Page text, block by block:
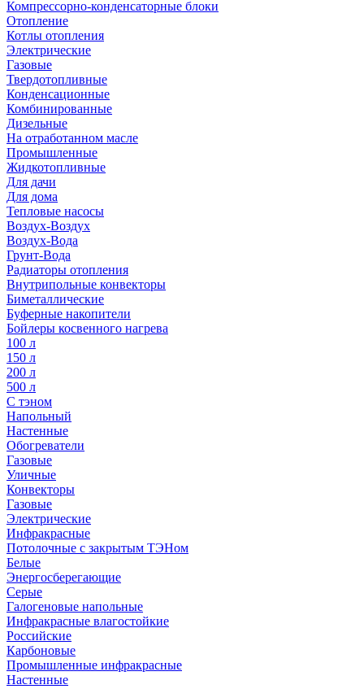
Компрессорно-конденсаторные блоки
Отопление
Котлы отопления
Электрические
Газовые
Твердотопливные
Конденсационные
Комбинированные
Дизельные
На отработанном масле
Промышленные
Жидкотопливные
Для дачи
Для дома
Тепловые насосы
Воздух-Воздух
Воздух-Вода
Грунт-Вода
Радиаторы отопления
Внутрипольные конвекторы
Биметаллические
Буферные накопители
Бойлеры косвенного нагрева
100 л
150 л
200 л
500 л
С тэном
Напольный
Настенные
Обогреватели
Газовые
Уличные
Конвекторы
Газовые
Электрические
Инфракрасные
Потолочные с закрытым ТЭНом
Белые
Энергосберегающие
Серые
Галогеновые напольные
Инфракрасные влагостойкие
Российские
Карбоновые
Промышленные инфракрасные
Настенные